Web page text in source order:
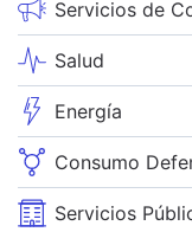
Servicios de
Salud
Energía
Consumo
Servicios